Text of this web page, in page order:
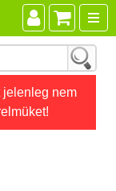
jelenleg nem
szerint